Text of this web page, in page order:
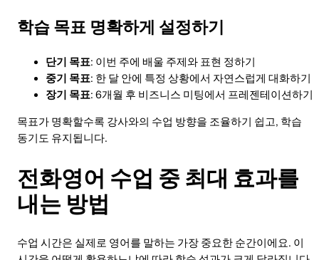
학습 목표 명확하게 설정하기
단기 목표: 이번 주에 배울 주제와 표현 정하기
중기 목표: 한 달 안에 특정 상황에서 자연스럽게 대화하기
장기 목표: 6개월 후 비즈니스 미팅에서 프레젠테이션하기
목표가 명확할수록 강사와의 수업 방향을 조율하기 쉽고, 학습
동기도 유지됩니다.
전화영어 수업 중 최대 효과를
내는 방법
수업 시간은 실제로 영어를 말하는 가장 중요한 순간이에요. 이